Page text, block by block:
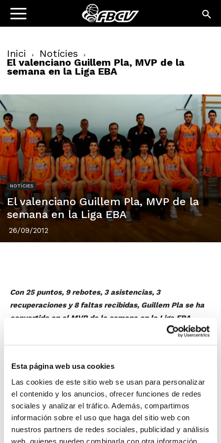
Esta página web usa cookies
Las cookies de este sitio web se usan para personalizar
el contenido y los anuncios, ofrecer funciones de redes
sociales y analizar el tráfico. Además, compartimos
información sobre el uso que haga del sitio web con
nuestros partners de redes sociales, publicidad y análisis
web, quienes pueden combinarla con otra información
Inici Notícies
El valenciano Guillem Pla, MVP de la
semana en la Liga EBA
NOTÍCIES
El valenciano Guillem Pla, MVP de la
semana en la Liga EBA
26/09/2012
Con 25 puntos, 9 rebotes, 3 asistencias, 3
recuperaciones y 8 faltas recibidas, Guillem Pla se ha
convertido en el MVP de la semana en la Liga EBA,
sumando un total de 32 puntos de valoración.
Valencia Basket frente a El Olivar, no pudiendo
redondear así la importante victoria de la jornada
inaugural.
Guillem Pla comenzó su camino en el
baloncesto de la mano del C.B. Aldaia,